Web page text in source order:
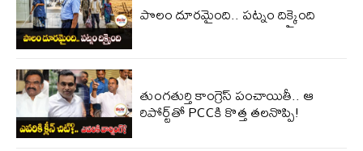
పొలం దూరమైంది.. పట్నం దిక్కైంది
తుంగతుర్తి కాంగ్రెస్‌ పంచాయితీ.. ఆ
రిపోర్ట్‌తో PCCకి కొత్త తలనొప్పి!